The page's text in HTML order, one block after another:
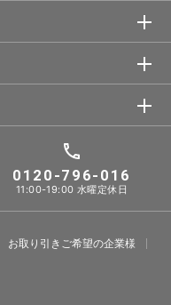
0120-796-016
11:00-19:00 水曜定休日
お取り引きご希望の企業様